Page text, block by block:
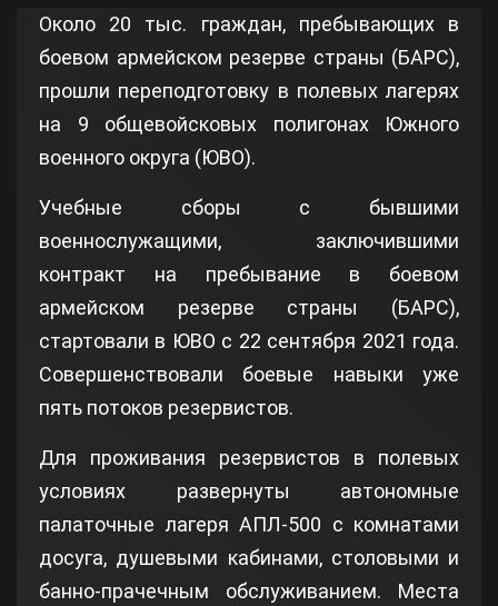
Около 20 тыс. граждан, пребывающих в
боевом армейском резерве страны (БАРС),
прошли переподготовку в полевых лагерях
на 9 общевойсковых полигонах Южного
военного округа (ЮВО).
Учебные сборы с бывшими
военнослужащими, заключившими
контракт на пребывание в боевом
армейском резерве страны (БАРС),
стартовали в ЮВО с 22 сентября 2021 года.
Совершенствовали боевые навыки уже
пять потоков резервистов.
Для проживания резервистов в полевых
условиях развернуты автономные
палаточные лагеря АПЛ-500 с комнатами
досуга, душевыми кабинами, столовыми и
банно-прачечным обслуживанием. Места